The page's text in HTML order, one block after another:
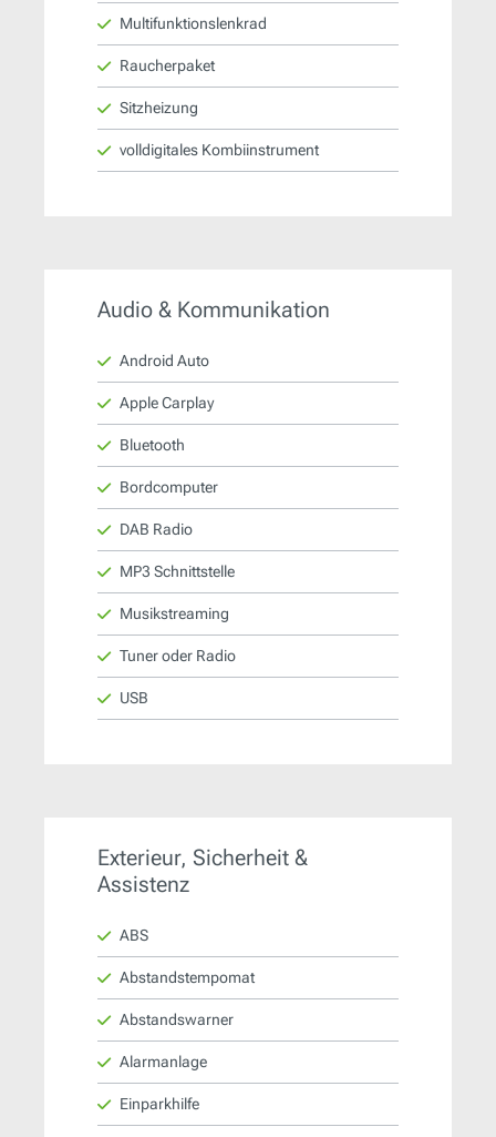
Multifunktionslenkrad
Raucherpaket
Sitzheizung
volldigitales Kombiinstrument
Audio & Kommunikation
Android Auto
Apple Carplay
Bluetooth
Bordcomputer
DAB Radio
MP3 Schnittstelle
Musikstreaming
Tuner oder Radio
USB
Exterieur, Sicherheit &
Assistenz
ABS
Abstandstempomat
Abstandswarner
Alarmanlage
Einparkhilfe